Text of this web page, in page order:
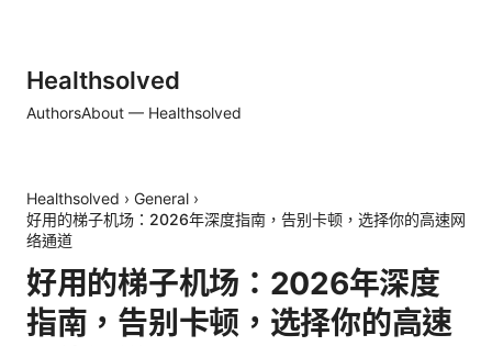
Healthsolved
AuthorsAbout — Healthsolved
Healthsolved › General ›
好用的梯子机场：2026年深度指南，告别卡顿，选择你的高速网
络通道
好用的梯子机场：2026年深度
指南，告别卡顿，选择你的高速